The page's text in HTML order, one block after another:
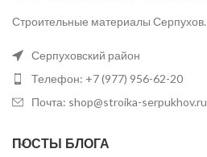
Строительные материалы Серпухов.
Серпуховский район
Телефон: +7 (977) 956-62-20
Почта: shop@stroika-serpukhov.ru
ПОСТЫ БЛОГА